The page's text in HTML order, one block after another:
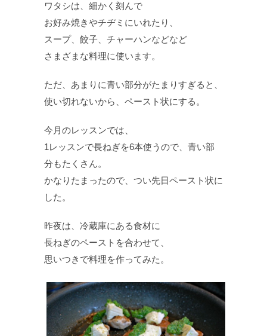
ワタシは、細かく刻んで
お好み焼きやチヂミにいれたり、
スープ、餃子、チャーハンなどなど
さまざまな料理に使います。
ただ、あまりに青い部分がたまりすぎると、
使い切れないから、ペースト状にする。
今月のレッスンでは、
1レッスンで長ねぎを6本使うので、青い部
分もたくさん。
かなりたまったので、つい先日ペースト状に
した。
昨夜は、冷蔵庫にある食材に
長ねぎのペーストを合わせて、
思いつきで料理を作ってみた。